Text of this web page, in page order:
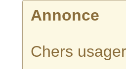
Annonce
Chers